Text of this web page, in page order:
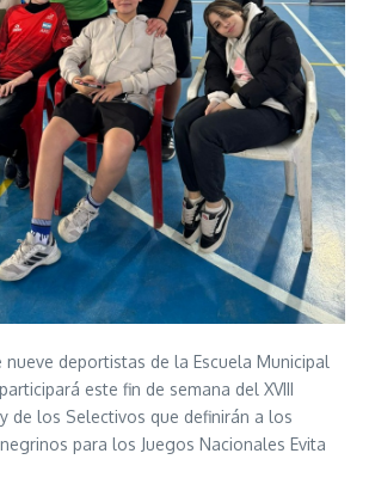
deportistas de la Escuela Municipal
este fin de semana del XVIII
de los Selectivos que definirán a los
para los Juegos Nacionales Evita